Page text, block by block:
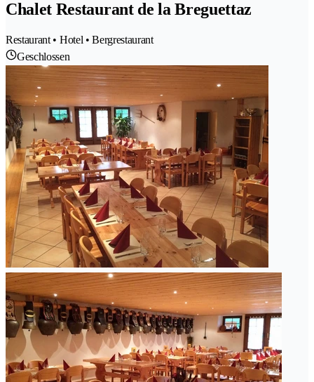
Chalet Restaurant de la Breguettaz
Restaurant • Hotel • Bergrestaurant
Geschlossen